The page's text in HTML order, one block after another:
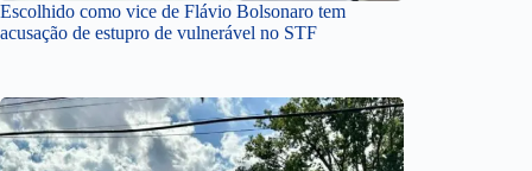
Escolhido como vice de Flávio Bolsonaro tem
acusação de estupro de vulnerável no STF